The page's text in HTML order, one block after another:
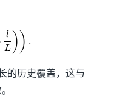
= \exp\left( -
L
l )) .
的历史覆盖，这与